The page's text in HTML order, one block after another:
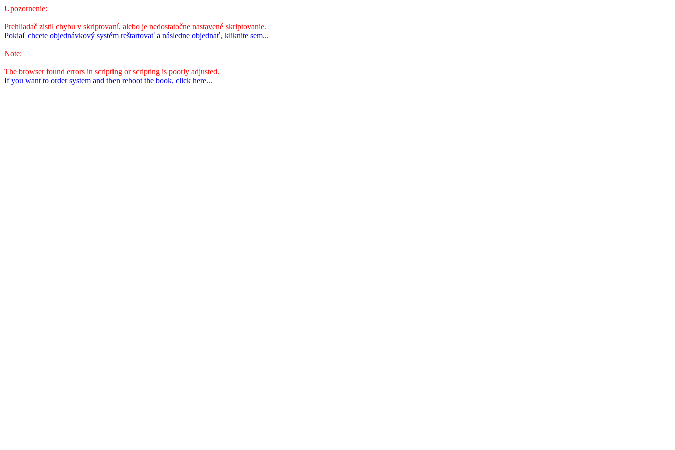
Upozornenie:
Prehliadač zistil chybu v skriptovaní, alebo je nedostatočne nastavené skriptovanie.
Pokiaľ chcete objednávkový systém reštartovať a následne objednať, kliknite sem...
Note:
The browser found errors in scripting or scripting is poorly adjusted.
If you want to order system and then reboot the book, click here...